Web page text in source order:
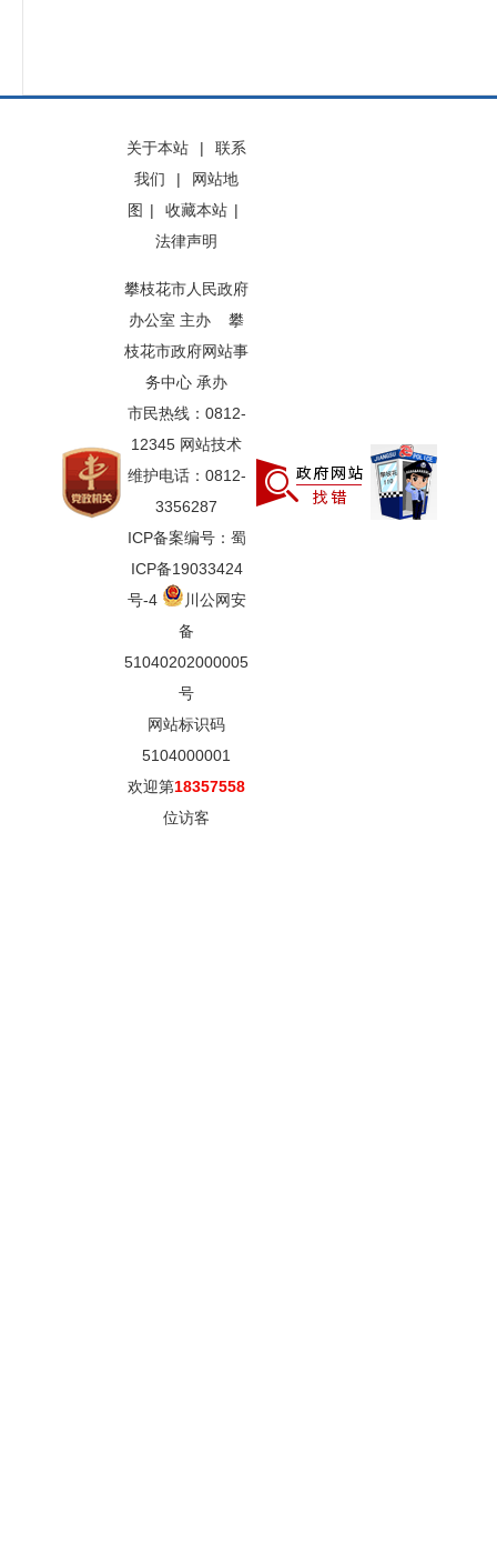
关于本站 |
联系
我们
|
网站地
图 | 收藏本站 |
法律声明
攀枝花市人民政府
办公室 主办 攀
枝花市政府网站事
务中心 承办
市民热线：0812-
12345 网站技术
维护电话：0812-
3356287
ICP备案编号：蜀
ICP备19033424
号-4
川公网安
备
51040202000005
号
网站标识码
5104000001
欢迎第18357558
位访客